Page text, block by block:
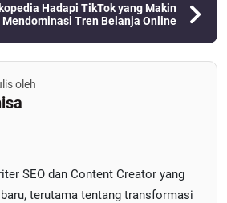
Hadapi TikTok yang Makin
Mendominasi Tren Belanja Online
oleh
SEO dan Content Creator yang
terutama tentang transformasi